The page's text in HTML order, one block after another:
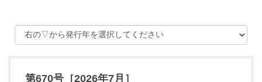
第670号［2026年7月］